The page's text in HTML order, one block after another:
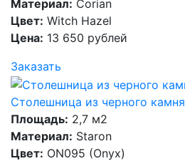
Материал: Corian
Цвет: Witch Hazel
Цена: 13 650 рублей
Заказать
Столешница из черного камня
Площадь: 2,7 м2
Материал: Staron
Цвет: ON095 (Onyx)